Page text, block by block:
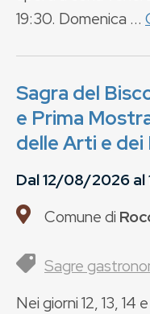
19:30. Domenica ...
Sagra del
e Prima
delle Arti e
Dal12/08/2026al
Comune di
Sagre
Nei giorni 12, 13, 14